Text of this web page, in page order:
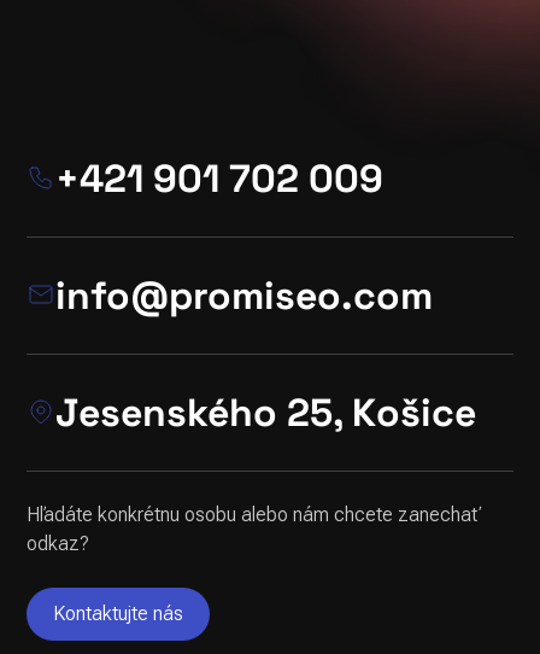
+421 901 702 009
info@promiseo.com
Jesenského 25, Košice
Hľadáte konkrétnu osobu alebo nám chcete zanechať
odkaz?
Kontaktujte nás